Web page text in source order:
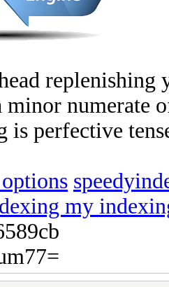
replenishing
minor numerate
is perfective
my